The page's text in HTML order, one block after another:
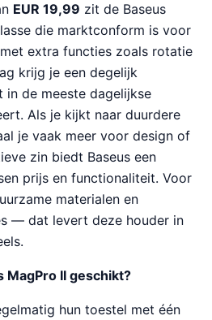
EUR 19,99 zit de Baseus
die marktconform is voor
extra functies zoals rotatie
krijg je een degelijk
de meeste dagelijkse
Als je kijkt naar duurdere
je vaak meer voor design of
zin biedt Baseus een
prijs en functionaliteit. Voor
materialen en
— dat levert deze houder in
MagPro II geschikt?
hun toestel met één